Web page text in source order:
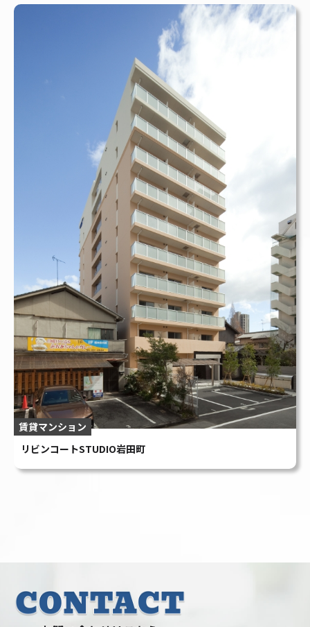
賃貸マンション
リビンコートSTUDIO岩田町
お問い合わせはこちら
人生戦略、私たちと一緒に“建てて”いきま
せんか？
まずはお気軽にご相談ください。
わせ 情報